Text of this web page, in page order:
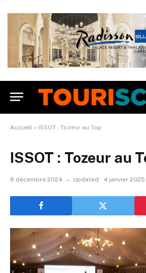
Accueil » ISSOT : Tozeur au Top
ISSOT : Tozeur au
8 décembre 2024 Updated: 4 janvier 2025